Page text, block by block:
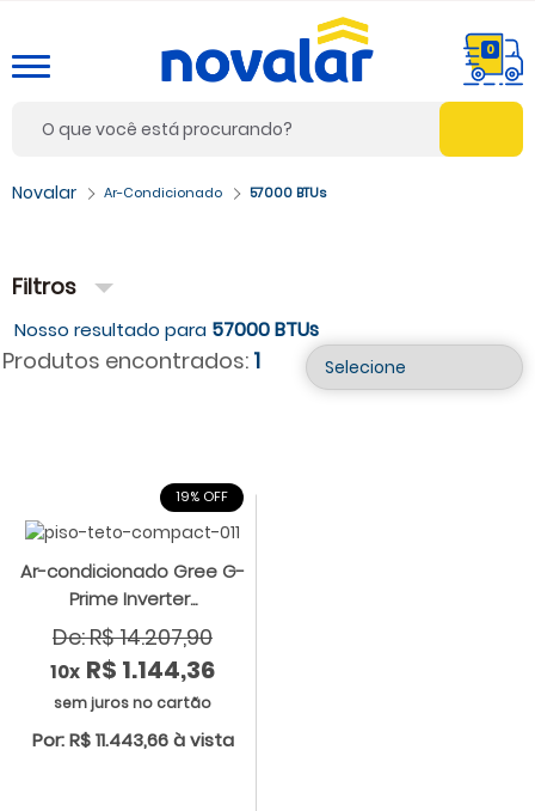
0
Ar-Condicionado 57000 BTUs
Filtros
57000 BTUs
Produtos encontrados: 1
19% OFF
Ar-condicionado Gree G-
Prime Inverter...
De: R$ 14.207,90
10x R$ 1.144,36
sem juros no cartão
Por: R$ 11.443,66 à vista